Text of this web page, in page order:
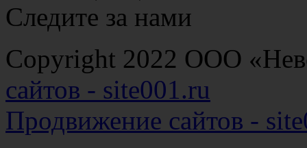
Следите за нами
Copyright 2022 ООО
сайтов - site001.ru
Продвижение сайтов -